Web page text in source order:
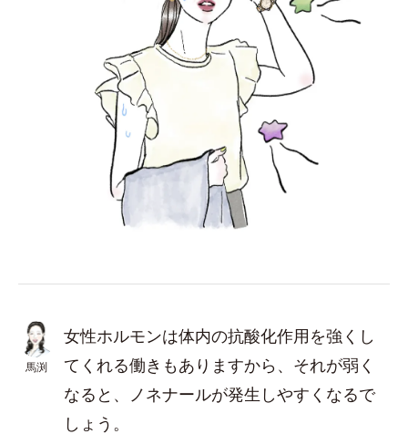
馬渕
女性ホルモンは体内の抗酸化作用を強くし
てくれる働きもありますから、それが弱く
なると、ノネナールが発生しやすくなるで
しょう。